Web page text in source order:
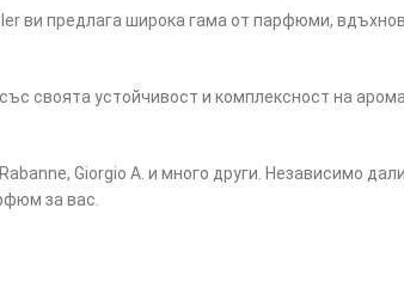
ви предлага широка гама от парфюми,
своята устойчивост и комплексност на
Giorgio A. и много други. Независимо
за вас.